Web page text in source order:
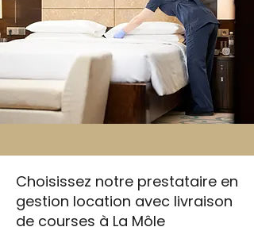
Choisissez notre prestataire en
gestion location avec livraison
de courses à La Môle